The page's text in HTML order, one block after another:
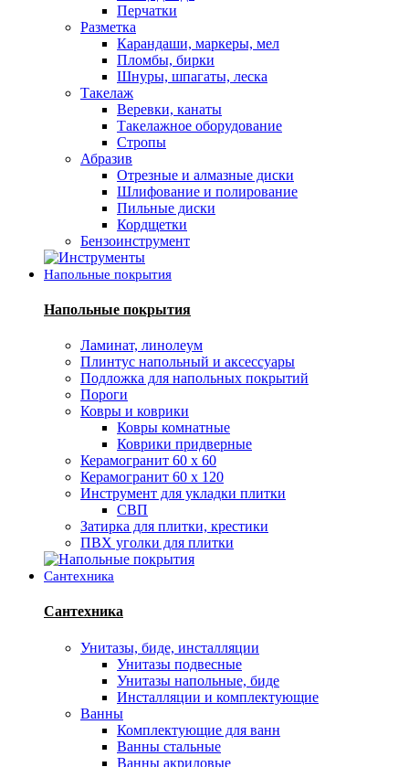
Перчатки
Разметка
Карандаши, маркеры, мел
Пломбы, бирки
Шнуры, шпагаты, леска
Такелаж
Веревки, канаты
Такелажное оборудование
Стропы
Абразив
Отрезные и алмазные диски
Шлифование и полирование
Пильные диски
Кордщетки
Бензоинструмент
Напольные покрытия
Напольные покрытия
Ламинат, линолеум
Плинтус напольный и аксессуары
Подложка для напольных покрытий
Пороги
Ковры и коврики
Ковры комнатные
Коврики придверные
Керамогранит 60 х 60
Керамогранит 60 х 120
Инструмент для укладки плитки
СВП
Затирка для плитки, крестики
ПВХ уголки для плитки
Сантехника
Сантехника
Унитазы, биде, инсталляции
Унитазы подвесные
Унитазы напольные, биде
Инсталляции и комплектующие
Ванны
Комплектующие для ванн
Ванны стальные
Ванны акриловые